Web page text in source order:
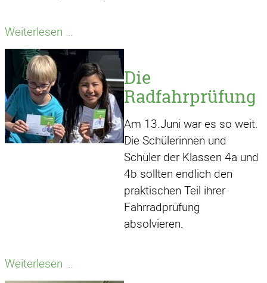
Weiterlesen …
för
de
Lütten
–
Tierische
Gedichte
op
Die
Radfahrprüfung
Am 13.Juni war es so weit.
Die Schülerinnen und
Schüler der Klassen 4a und
4b sollten endlich den
praktischen Teil ihrer
Fahrradprüfung
absolvieren.
Weiterlesen …
Radfahrprüfung